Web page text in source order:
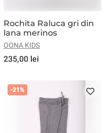
Rochita Raluca gri din
lana merinos
OONA KIDS
235,00 lei
-21%